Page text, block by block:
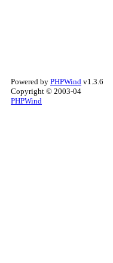
Powered by PHPWind v1.3.6
Copyright © 2003-04
PHPWind